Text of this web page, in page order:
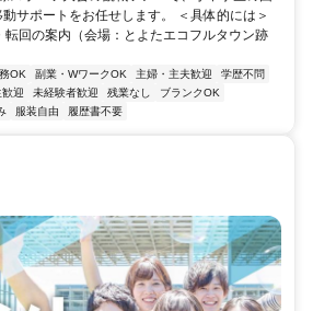
サポートをお任せします。 ＜具体的には＞
転回の案内（会場：とよたエコフルタウン跡
OK 副業・WワークOK 主婦・主夫歓迎
学歴不問
迎 未経験者歓迎 残業なし
ブランクOK
服装自由 履歴書不要